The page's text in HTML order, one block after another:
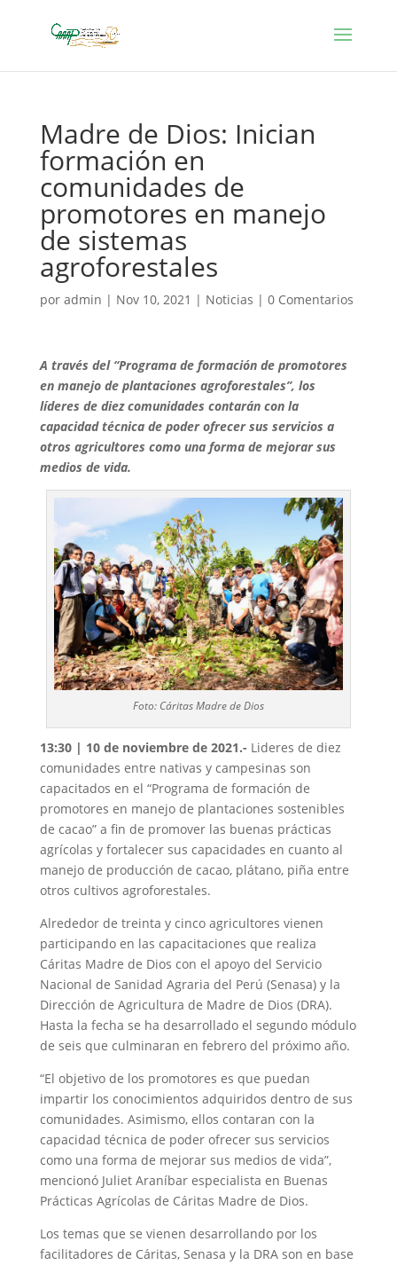
Madre de Dios: Inician
formación en
comunidades de
promotores en manejo
de sistemas
agroforestales
por admin | Nov 10, 2021 | Noticias | 0 Comentarios
A través del “Programa de formación de promotores
en manejo de plantaciones agroforestales”, los
líderes de diez comunidades contarán con la
capacidad técnica de poder ofrecer sus servicios a
otros agricultores como una forma de mejorar sus
medios de vida.
Foto: Cáritas Madre de Dios
13:30 | 10 de noviembre de 2021.- Lideres de diez
comunidades entre nativas y campesinas son
capacitados en el “Programa de formación de
promotores en manejo de plantaciones sostenibles
de cacao” a fin de promover las buenas prácticas
agrícolas y fortalecer sus capacidades en cuanto al
manejo de producción de cacao, plátano, piña entre
otros cultivos agroforestales.
Alrededor de treinta y cinco agricultores vienen
participando en las capacitaciones que realiza
Cáritas Madre de Dios con el apoyo del Servicio
Nacional de Sanidad Agraria del Perú (Senasa) y la
Dirección de Agricultura de Madre de Dios (DRA).
Hasta la fecha se ha desarrollado el segundo módulo
de seis que culminaran en febrero del próximo año.
“El objetivo de los promotores es que puedan
impartir los conocimientos adquiridos dentro de sus
comunidades. Asimismo, ellos contaran con la
capacidad técnica de poder ofrecer sus servicios
como una forma de mejorar sus medios de vida”,
mencionó Juliet Araníbar especialista en Buenas
Prácticas Agrícolas de Cáritas Madre de Dios.
Los temas que se vienen desarrollando por los
facilitadores de Cáritas, Senasa y la DRA son en base